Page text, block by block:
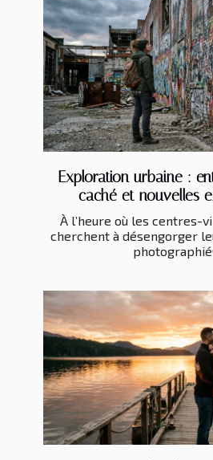
Exploration urbaine :
caché et nouvelles
À l’heure où les centres-
cherchent à désengorger